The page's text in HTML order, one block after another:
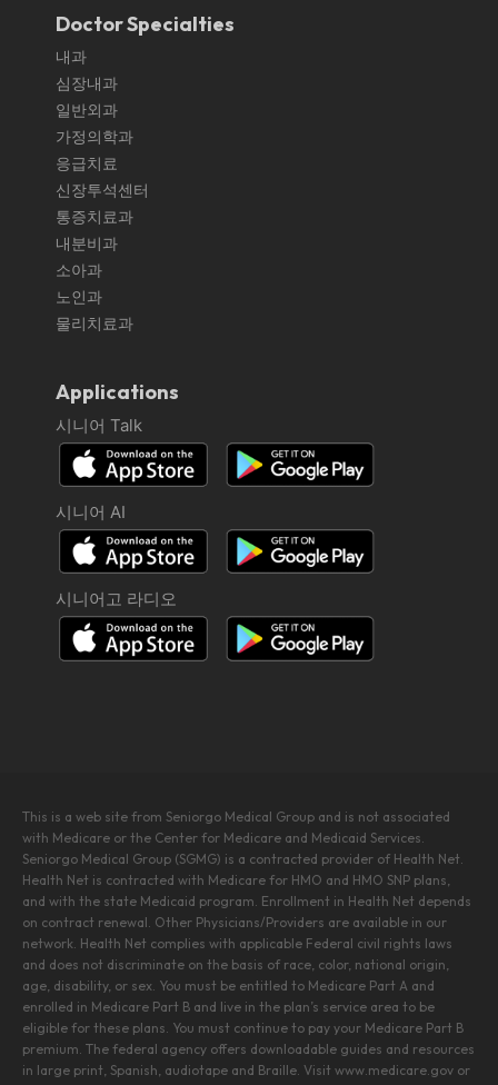
Doctor Specialties
내과
심장내과
일반외과
가정의학과
응급치료
신장투석센터
통증치료과
내분비과
소아과
노인과
물리치료과
Applications
시니어 Talk
시니어 AI
시니어고 라디오
This is a web site from Seniorgo Medical Group and is not associated
with Medicare or the Center for Medicare and Medicaid Services.
Seniorgo Medical Group (SGMG) is a contracted provider of Health Net.
Health Net is contracted with Medicare for HMO and HMO SNP plans,
and with the state Medicaid program. Enrollment in Health Net depends
on contract renewal. Other Physicians/Providers are available in our
network. Health Net complies with applicable Federal civil rights laws
and does not discriminate on the basis of race, color, national origin,
age, disability, or sex. You must be entitled to Medicare Part A and
enrolled in Medicare Part B and live in the plan’s service area to be
eligible for these plans. You must continue to pay your Medicare Part B
premium. The federal agency offers downloadable guides and resources
in large print, Spanish, audiotape and Braille. Visit www.medicare.gov or